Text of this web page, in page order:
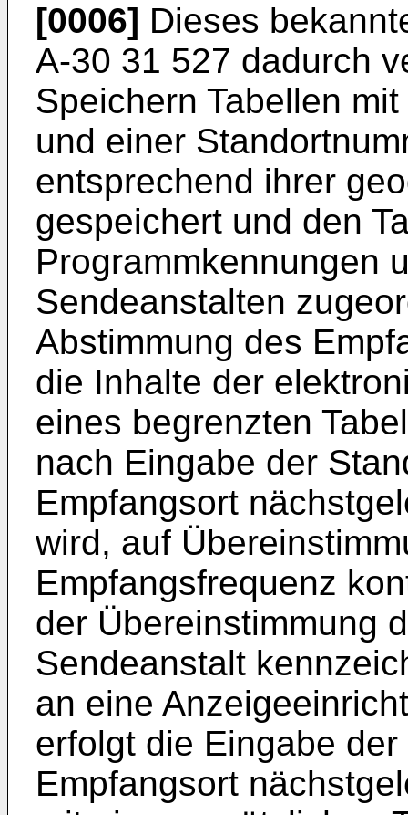
[0006] Dieses
A-30 31 527 dadurch
Speichern Tabellen
und einer
entsprechend ihrer
gespeichert und den
Programmkennungen
Sendeanstalten
Abstimmung des
die Inhalte der
eines begrenzten
nach Eingabe der
Empfangsort
wird, auf
Empfangsfrequenz
der Übereinstimmung
Sendeanstalt
an eine
erfolgt die Eingabe
Empfangsort